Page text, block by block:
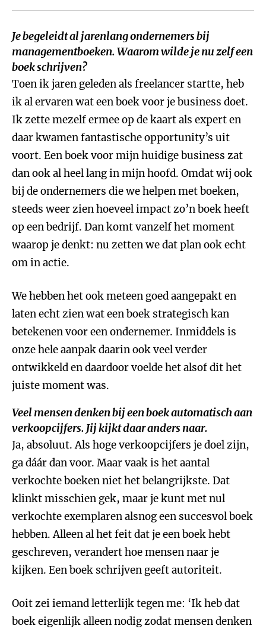
Je begeleidt al jarenlang ondernemers bij
managementboeken. Waarom wilde je nu zelf een
boek schrijven?
Toen ik jaren geleden als freelancer startte, heb
ik al ervaren wat een boek voor je business doet.
Ik zette mezelf ermee op de kaart als expert en
daar kwamen fantastische opportunity’s uit
voort. Een boek voor mijn huidige business zat
dan ook al heel lang in mijn hoofd. Omdat wij ook
bij de ondernemers die we helpen met boeken,
steeds weer zien hoeveel impact zo’n boek heeft
op een bedrijf. Dan komt vanzelf het moment
waarop je denkt: nu zetten we dat plan ook echt
om in actie.
We hebben het ook meteen goed aangepakt en
laten echt zien wat een boek strategisch kan
betekenen voor een ondernemer. Inmiddels is
onze hele aanpak daarin ook veel verder
ontwikkeld en daardoor voelde het alsof dit het
juiste moment was.
Veel mensen denken bij een boek automatisch aan
verkoopcijfers. Jij kijkt daar anders naar.
Ja, absoluut. Als hoge verkoopcijfers je doel zijn,
ga dáár dan voor. Maar vaak is het aantal
verkochte boeken niet het belangrijkste. Dat
klinkt misschien gek, maar je kunt met nul
verkochte exemplaren alsnog een succesvol boek
hebben. Alleen al het feit dat je een boek hebt
geschreven, verandert hoe mensen naar je
kijken. Een boek schrijven geeft autoriteit.
Ooit zei iemand letterlijk tegen me: ‘Ik heb dat
boek eigenlijk alleen nodig zodat mensen denken